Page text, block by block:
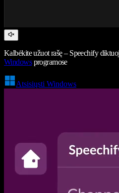
Kalbėkite užuot rašę – Speechify
Windowsprogramose
Atsisiųsti Windows